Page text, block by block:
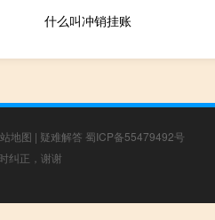
什么叫冲销挂账
地图 | 疑难解答 蜀ICP备55479492号
纠正，谢谢